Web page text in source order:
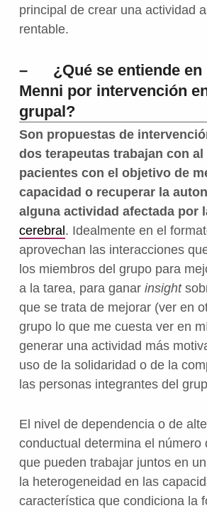
principal de crear una actividad
rentable.
– ¿Qué se entiende en
Menni por intervención
grupal?
Son propuestas de
dos terapeutas trabajan con
pacientes con el objetivo de
capacidad o recuperar la
alguna actividad afectada por
cerebral . Idealmente en el
aprovechan las interacciones
los miembros del grupo para
a la tarea, para ganar insight
que se trata de mejorar (ver en
grupo lo que me cuesta ver en
generar una actividad más
uso de la solidaridad o de la
las personas integrantes del
El nivel de dependencia o de
conductual determina el número
que pueden trabajar juntos en
la heterogeneidad en las
característica que condiciona la